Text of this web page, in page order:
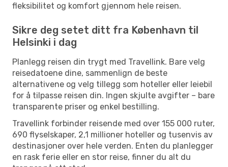
fleksibilitet og komfort gjennom hele reisen.
Sikre deg setet ditt fra København til
Helsinki i dag
Planlegg reisen din trygt med Travellink. Bare velg
reisedatoene dine, sammenlign de beste
alternativene og velg tillegg som hoteller eller leiebil
for å tilpasse reisen din. Ingen skjulte avgifter – bare
transparente priser og enkel bestilling.
Travellink forbinder reisende med over 155 000 ruter,
690 flyselskaper, 2,1 millioner hoteller og tusenvis av
destinasjoner over hele verden. Enten du planlegger
en rask ferie eller en stor reise, finner du alt du